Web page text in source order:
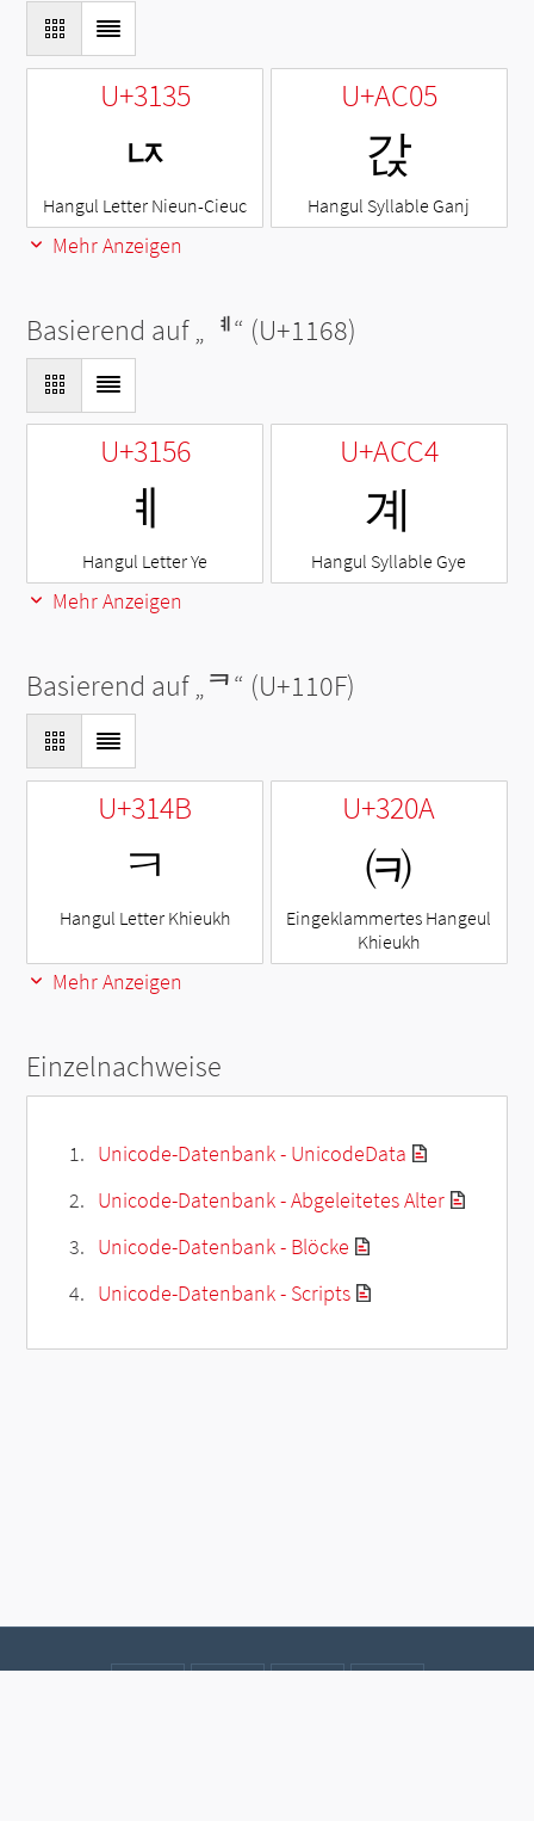
U+3135
ㄵ
Hangul Letter Nieun-Cieuc
U+AC05
갅
Hangul Syllable Ganj
Mehr Anzeigen
Basierend auf „ ᅨ“ (U+1168)
U+3156
ㅖ
Hangul Letter Ye
U+ACC4
계
Hangul Syllable Gye
Mehr Anzeigen
Basierend auf „ᄏ“ (U+110F)
U+314B
ㅋ
Hangul Letter Khieukh
U+320A
㈊
Eingeklammertes Hangeul
Khieukh
Mehr Anzeigen
Einzelnachweise
Unicode-Datenbank - UnicodeData
Unicode-Datenbank - Abgeleitetes Alter
Unicode-Datenbank - Blöcke
Unicode-Datenbank - Scripts